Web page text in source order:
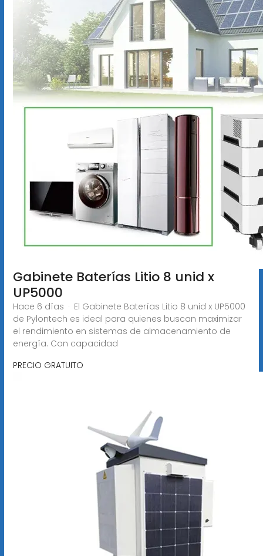
Gabinete Baterías Litio 8 unid x
UP5000
Hace 6 días · El Gabinete Baterías Litio 8 unid x UP5000
de Pylontech es ideal para quienes buscan maximizar
el rendimiento en sistemas de almacenamiento de
energía. Con capacidad
PRECIO GRATUITO